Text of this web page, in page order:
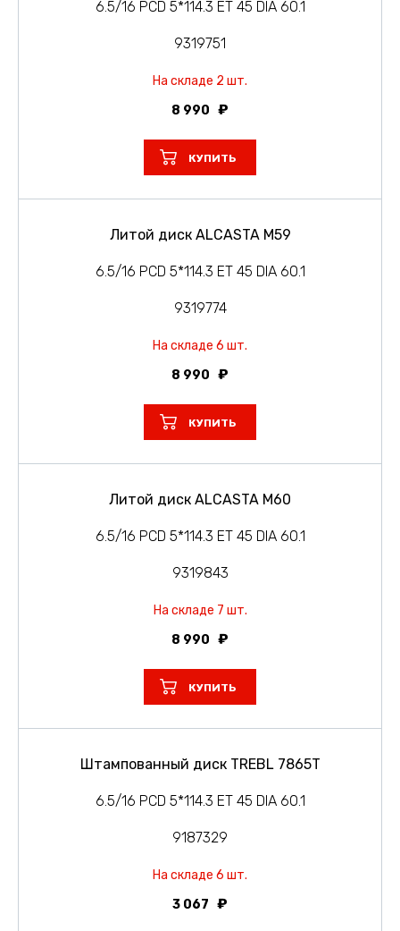
6.5/16 PCD 5*114.3 ET 45 DIA 60.1
9319751
На складе 2 шт.
8 990
КУПИТЬ
Литой диск ALCASTA M59
6.5/16 PCD 5*114.3 ET 45 DIA 60.1
9319774
На складе 6 шт.
8 990
КУПИТЬ
Литой диск ALCASTA M60
6.5/16 PCD 5*114.3 ET 45 DIA 60.1
9319843
На складе 7 шт.
8 990
КУПИТЬ
Штампованный диск TREBL 7865T
6.5/16 PCD 5*114.3 ET 45 DIA 60.1
9187329
На складе 6 шт.
3 067